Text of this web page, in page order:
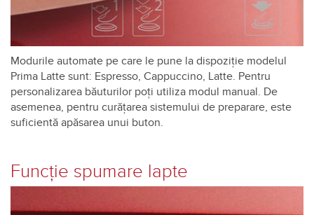
Modurile automate pe care le pune la dispoziţie modelul
Prima Latte sunt: Espresso, Cappuccino, Latte. Pentru
personalizarea băuturilor poți utiliza modul manual. De
asemenea, pentru curăţarea sistemului de preparare, este
suficientă apăsarea unui buton.
Funcţie spumare lapte